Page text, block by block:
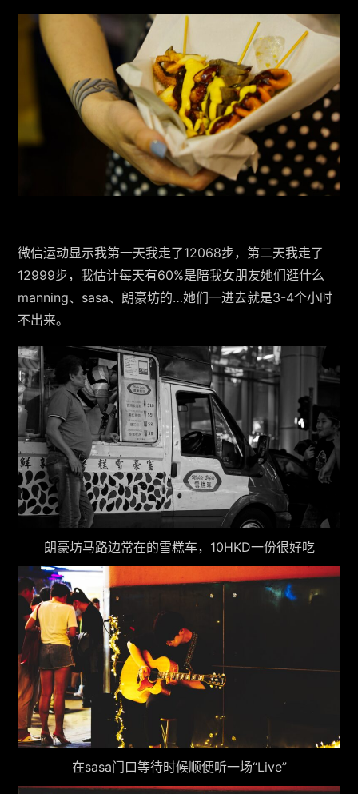
微信运动显示我第一天我走了12068步，第二天我走了
12999步，我估计每天有60%是陪我女朋友她们逛什么
manning、sasa、朗豪坊的…她们一进去就是3-4个小时
不出来。
朗豪坊马路边常在的雪糕车，10HKD一份很好吃
在sasa门口等待时候顺便听一场“Live”